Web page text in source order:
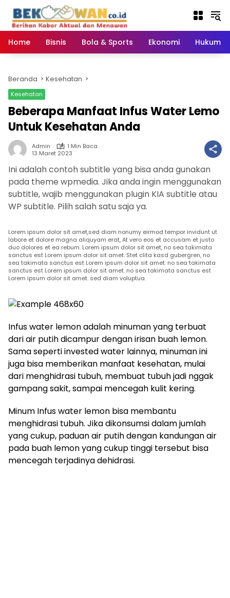
konten
Home
Bisnis Bola & Sports Ekonomi Hukum
Beranda Kesehatan
Kesehatan
Beberapa Manfaat Infus Water Lemo
Untuk Kesehatan Anda
Admin
1 Min Baca
13 Maret 2023
Ini adalah contoh subtitle yang bisa anda gunakan
pada theme wpmedia. Jika anda ingin menggunakan
subtitle, wajib menggunakan plugin KIA subtitle atau
WP subtitle. Pilih salah satu saja ya.
Lorem ipsum dolor sit amet,sed diam nonumy eirmod tempor invidunt ut
labore et dolore magna aliquyam erat, At vero eos et accusam et justo
duo dolores et ea rebum. Lorem ipsum dolor sit amet, no sea takimata
sanctus est Lorem ipsum dolor sit amet. Stet clita kasd gubergren, no
sea takimata sanctus est Lorem ipsum dolor sit amet. no sea takimata
sanctus est Lorem ipsum dolor sit amet. no sea takimata sanctus est
Lorem ipsum dolor sit amet. sed diam voluptua.
Infus water lemon adalah minuman yang terbuat
dari air putih dicampur dengan irisan buah lemon.
Sama seperti invested water lainnya, minuman ini
juga bisa memberikan manfaat kesehatan, mulai
dari menghidrasi tubuh, membuat tubuh jadi nggak
gampang sakit, sampai mencegah kulit kering.
Minum Infus water lemon bisa membantu
menghidrasi tubuh. Jika dikonsumsi dalam jumlah
yang cukup, paduan air putih dengan kandungan air
pada buah lemon yang cukup tinggi tersebut bisa
mencegah terjadinya dehidrasi.